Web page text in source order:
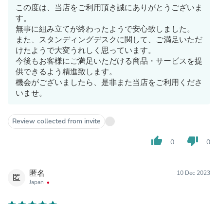
この度は、当店をご利用頂き誠にありがとうございま
す。
無事に組み立てが終わったようで安心致しました。
また、スタンディングデスクに関して、ご満足いただ
けたようで大変うれしく思っています。
今後もお客様にご満足いただける商品・サービスを提
供できるよう精進致します。
機会がございましたら、是非また当店をご利用くださ
いませ。
Review collected from invite
thumb_up 0 thumb_down 0
匿 匿名
Japan
10 Dec 2023